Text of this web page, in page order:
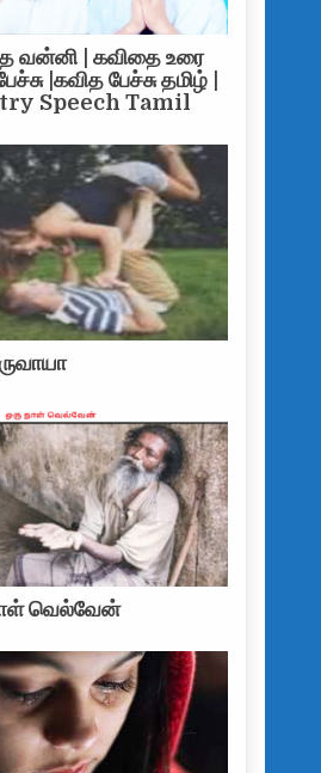
வன்னி | கவிதை உரை
|கவித பேச்சு தமிழ் |
Speech Tamil
வெல்வேன்